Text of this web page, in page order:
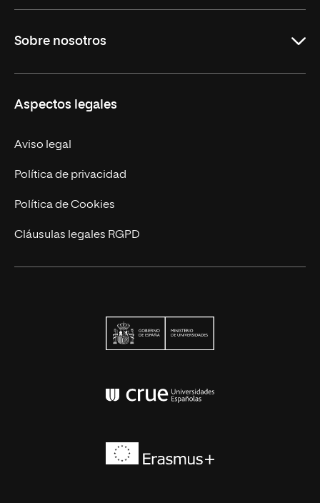
Carreras
Sobre nosotros
Nuestro Equipo
Trabaja en UNIR
Actualidad
Contáctanos
Aspectos legales
Aviso legal
Política de privacidad
Política de Cookies
Cláusulas legales RGPD
Conferencia de